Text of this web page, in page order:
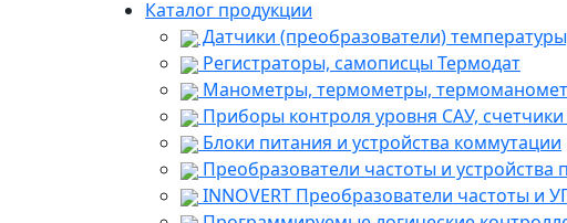
Каталог продукции
Датчики (преобразователи)
Регистраторы, самописцы Термодат
Манометры, термометры,
Приборы контроля уровня САУ,
Блоки питания и устройства коммутации
Преобразователи частоты и устройства
INNOVERT Преобразователи частоты и